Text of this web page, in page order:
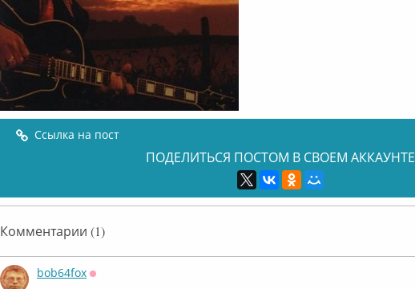
Ссылка на пост
ПОДЕЛИТЬСЯ ПОСТОМ В СВОЕМ АККАУНТЕ
Комментарии (1)
bob64fox